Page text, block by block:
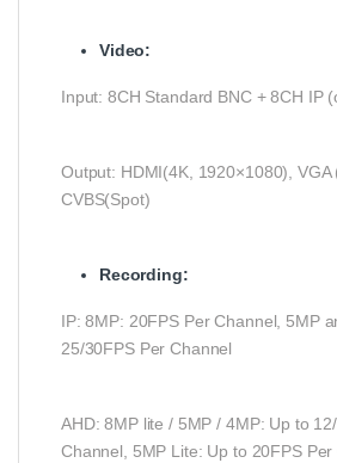
Video:
Input: 8CH Standard BNC + 8CH IP
Output: HDMI(4K, 1920×1080), VGA
CVBS(Spot)
Recording:
IP: 8MP: 20FPS Per Channel, 5MP
25/30FPS Per Channel
AHD: 8MP lite / 5MP / 4MP: Up to
Channel, 5MP Lite: Up to 20FPS